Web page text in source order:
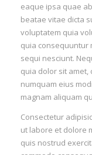
eaque ipsa quae
beatae vitae dicta
voluptatem quia
quia consequuntur
sequi nesciunt.
quia dolor sit amet,
numquam eius
magnam aliquam
Consectetur
ut labore et dolore
quis nostrud